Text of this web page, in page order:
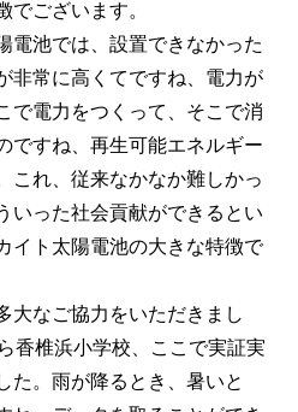
でございます。
池では、設置できなかった
非常に高くてですね、電力が
で電力をつくって、そこで消
ですね、再生可能エネルギー
これ、従来なかなか難しかっ
いった社会貢献ができるとい
イト太陽電池の大きな特徴で
なご協力をいただきまし
香椎浜小学校、ここで実証実
た。雨が降るとき、暑いと